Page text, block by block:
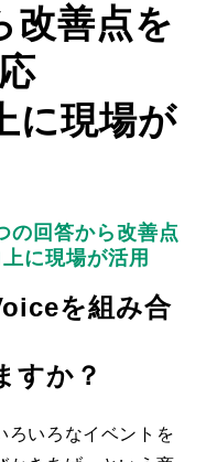
改善点を
に現場が
の回答から改善点
に現場が活用
を組み合
すか？
ろいろなイベントを